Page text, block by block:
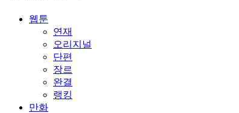
웹툰
연재
오리지널
단편
장르
완결
랭킹
만화